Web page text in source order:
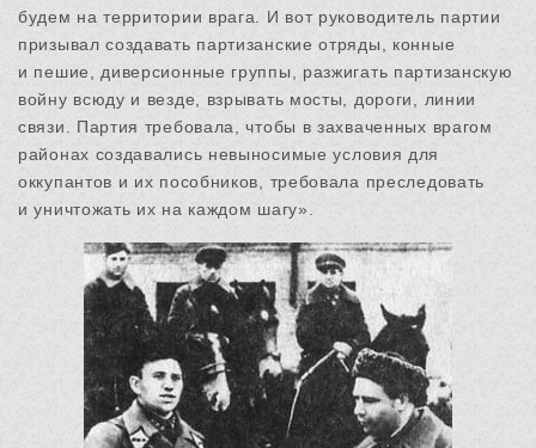
будем на территории врага. И вот руководитель партии
призывал создавать партизанские отряды, конные
и пешие, диверсионные группы, разжигать партизанскую
войну всюду и везде, взрывать мосты, дороги, линии
связи. Партия требовала, чтобы в захваченных врагом
районах создавались невыносимые условия для
оккупантов и их пособников, требовала преследовать
и уничтожать их на каждом шагу».